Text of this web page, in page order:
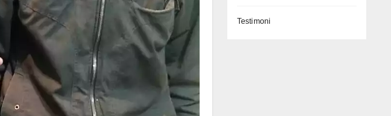
Testimoni